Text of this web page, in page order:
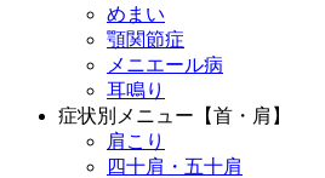
めまい
顎関節症
メニエール病
耳鳴り
症状別メニュー【首・肩】
肩こり
四十肩・五十肩